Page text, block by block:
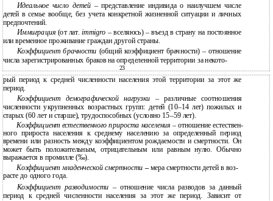
Идеальное число детей – представление индивида о наилучшем числе
детей в семье вообще, без учета конкретной жизненной ситуации и личных
предпочтений.
Иммиграция (от лат.immigro – вселяюсь) – въезд в страну на постоянное
или временное проживание граждан другой страны.
Коэффициент брачности (общий коэффициент брачности) – отношение
числа зарегистрированных браков на определенной территории за некото-
23
рый период к средней численности населения этой территории за этот же
период.
Коэффициент демографической нагрузки – различные соотношения
численности укрупненных возрастных групп: детей (10–14лет) пожилых и
старых (60 лет и старше), трудоспособных (условно 15–59лет).
Коэффициент естественного прироста населения – отношение естествен-
ного прироста населения к среднему населению за определенный период
времени или разность между коэффициентом рождаемости и смертности. Он
может быть положительным, отрицательным или равным нулю. Обычно
выражается в промилле (‰).
Коэффициент младенческой смертности – мера смертности детей в воз-
расте до одного года.
Коэффициент разводимости – отношение числа разводов за данный
период к средней численности населения за этот же период. Зависит от